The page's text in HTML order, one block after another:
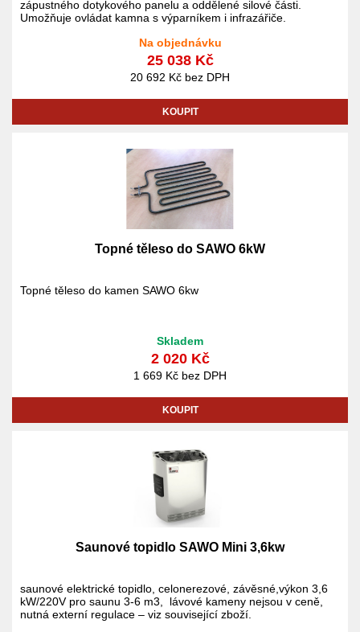
zápustného dotykového panelu a oddělené silové části.
Umožňuje ovládat kamna s výparníkem i infrazářiče.
Na objednávku
25 038 Kč
20 692 Kč bez DPH
KOUPIT
Topné těleso do SAWO 6kW
Topné těleso do kamen SAWO 6kw
Skladem
2 020 Kč
1 669 Kč bez DPH
KOUPIT
Saunové topidlo SAWO Mini 3,6kw
saunové elektrické topidlo, celonerezové, závěsné,výkon 3,6
kW/220V pro saunu 3-6 m3, lávové kameny nejsou v ceně,
nutná externí regulace – viz související zboží.